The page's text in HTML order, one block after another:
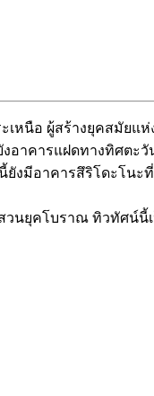
เหนือ ผู้สร้างยุคสมัย
อาคารแฝดทางทิศตะ
ยังมีอาคารสึริโดะโน
วนยุคโบราณ ทิวทัศน์นี้